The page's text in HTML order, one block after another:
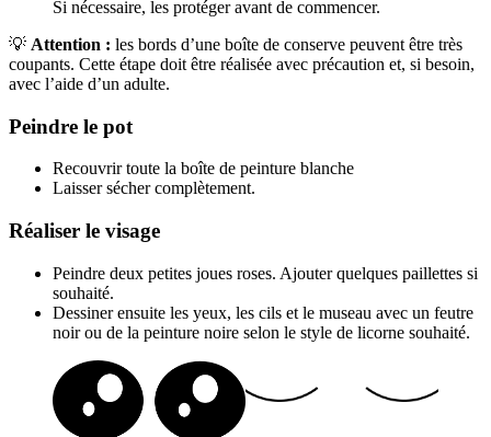
Si nécessaire, les protéger avant de commencer.
💡 Attention : les bords d’une boîte de conserve peuvent être très
coupants. Cette étape doit être réalisée avec précaution et, si besoin,
avec l’aide d’un adulte.
Peindre le pot
Recouvrir toute la boîte de peinture blanche
Laisser sécher complètement.
Réaliser le visage
Peindre deux petites joues roses. Ajouter quelques paillettes si
souhaité.
Dessiner ensuite les yeux, les cils et le museau avec un feutre
noir ou de la peinture noire selon le style de licorne souhaité.